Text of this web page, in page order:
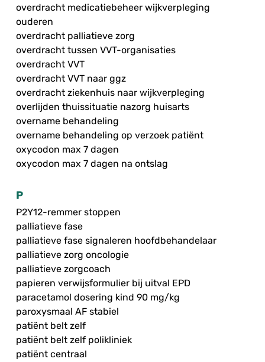
overdracht medicatiebeheer wijkverpleging
ouderen
overdracht palliatieve zorg
overdracht tussen VVT-organisaties
overdracht VVT
overdracht VVT naar ggz
overdracht ziekenhuis naar wijkverpleging
overlijden thuissituatie nazorg huisarts
overname behandeling
overname behandeling op verzoek patiënt
oxycodon max 7 dagen
oxycodon max 7 dagen na ontslag
P
P2Y12-remmer stoppen
palliatieve fase
palliatieve fase signaleren hoofdbehandelaar
palliatieve zorg oncologie
palliatieve zorgcoach
papieren verwijsformulier bij uitval EPD
paracetamol dosering kind 90 mg/kg
paroxysmaal AF stabiel
patiënt belt zelf
patiënt belt zelf polikliniek
patiënt centraal